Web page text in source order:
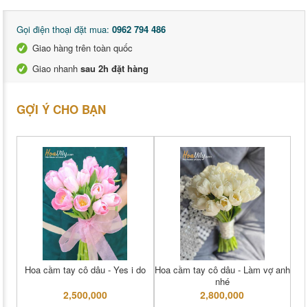
Gọi điện thoại đặt mua: 0962 794 486
Giao hàng trên toàn quốc
Giao nhanh sau 2h đặt hàng
GỢI Ý CHO BẠN
Hoa cầm tay cô dâu - Yes i do
2,500,000
Hoa cầm tay cô dâu - Làm vợ anh
nhé
2,800,000